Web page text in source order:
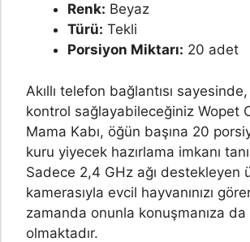
Renk: Beyaz
Türü: Tekli
Porsiyon Miktarı: 20 adet
Akıllı telefon bağlantısı
kontrol sağlayabileceğiniz Wopet
Mama Kabı, öğün başına 20
kuru yiyecek hazırlama imkanı
Sadece 2,4 GHz ağı destekleyen
kamerasıyla evcil hayvanınızı
zamanda onunla konuşmanıza da
olmaktadır.